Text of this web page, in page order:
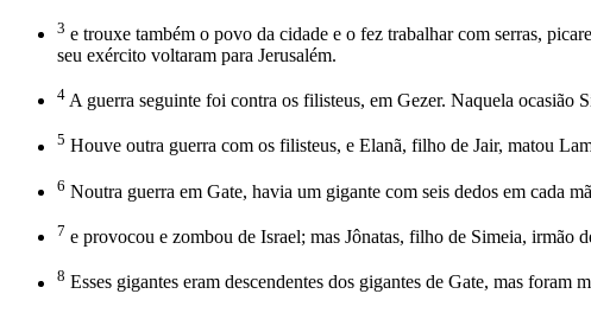
3 e trouxe também o povo da cidade e o fez trabalhar com serras,
seu exército voltaram para Jerusalém.
4 A guerra seguinte foi contra os filisteus, em Gezer. Naquela ocasião
5 Houve outra guerra com os filisteus, e Elanã, filho de Jair, matou
6 Noutra guerra em Gate, havia um gigante com seis dedos em cada
7 e provocou e zombou de Israel; mas Jônatas, filho de Simeia, irmão
8 Esses gigantes eram descendentes dos gigantes de Gate, mas foram